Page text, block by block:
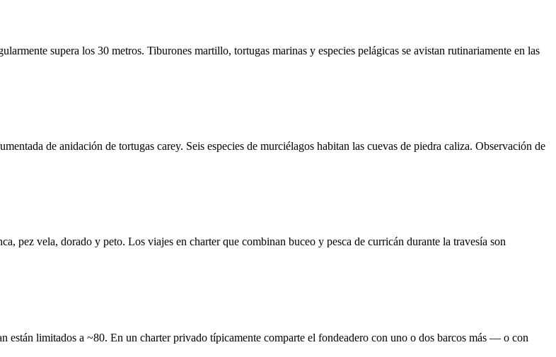
supera los 30 metros. Tiburones martillo, tortugas marinas y especies pelágicas se avistan rutinariamente en las
de anidación de tortugas carey. Seis especies de murciélagos habitan las cuevas de piedra caliza. Observación de
pez vela, dorado y peto. Los viajes en charter que combinan buceo y pesca de curricán durante la travesía son
están limitados a ~80. En un charter privado típicamente comparte el fondeadero con uno o dos barcos más — o con